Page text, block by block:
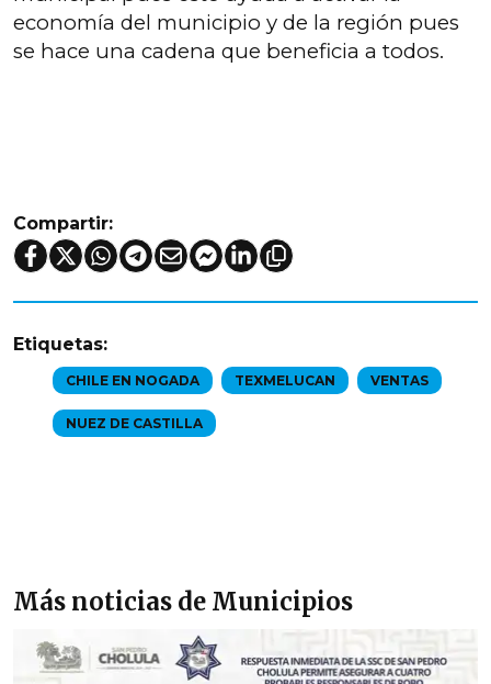
economía del municipio y de la región pues
se hace una cadena que beneficia a todos.
Compartir:
Etiquetas:
CHILE EN NOGADA TEXMELUCAN VENTAS
NUEZ DE CASTILLA
Más noticias de Municipios